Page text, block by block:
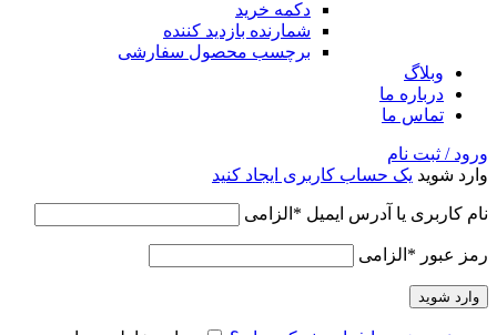
دکمه خرید
شمارنده بازدید کننده
برچسب محصول سفارشی
وبلاگ
درباره ما
تماس ما
ورود / ثبت نام
وارد شوید یک حساب کاربری ایجاد کنید
نام کاربری یا آدرس ایمیل * الزامی
رمز عبور * الزامی
وارد شوید